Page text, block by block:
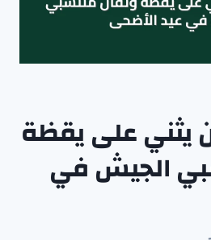
يثني على يقظة
الجيش في